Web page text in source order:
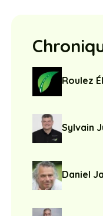
Roulez
Sylvain
Daniel